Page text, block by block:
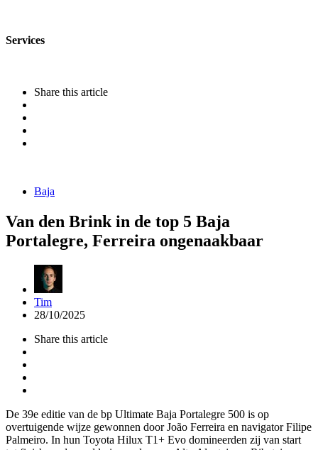
Services
Share this article
Categories
Baja
Van den Brink in de top 5 Baja
Portalegre, Ferreira ongenaakbaar
Posted
by
Tim
28/10/2025
Share this article
De 39e editie van de bp Ultimate Baja Portalegre 500 is op
overtuigende wijze gewonnen door João Ferreira en navigator Filipe
Palmeiro. In hun Toyota Hilux T1+ Evo domineerden zij van start